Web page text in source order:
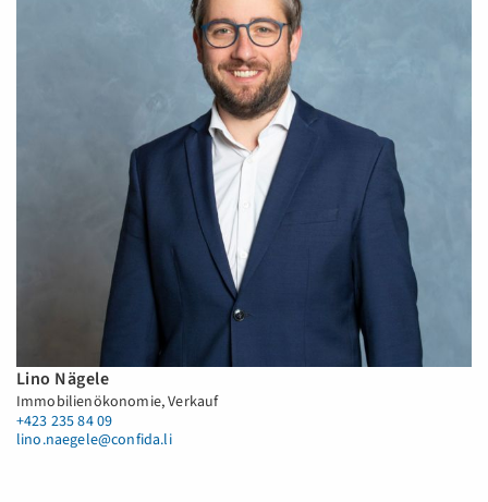
Lino Nägele
Immobilienökonomie, Verkauf
+423 235 84 09
lino.naegele@confida.li